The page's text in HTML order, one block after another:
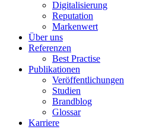
Digitalisierung
Reputation
Markenwert
Über uns
Referenzen
Best Practise
Publikationen
Veröffentlichungen
Studien
Brandblog
Glossar
Karriere